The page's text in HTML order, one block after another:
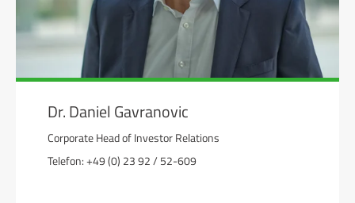
Dr. Daniel Gavranovic
Corporate Head of Investor Relations
Telefon: +49 (0) 23 92 / 52-609